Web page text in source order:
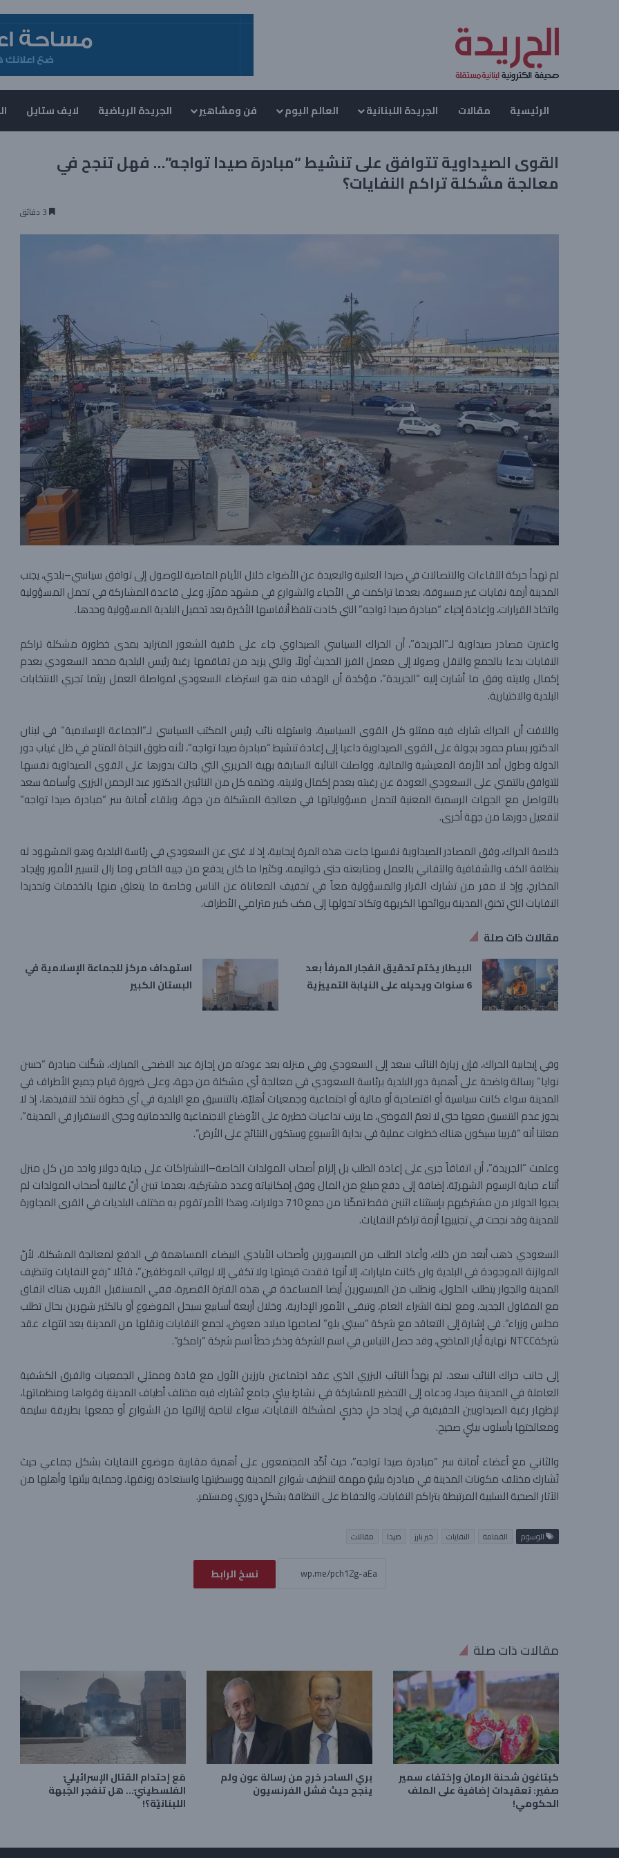
الرئيسية مقالات الجريدة اللبنانية العالم اليوم فن ومشاهير الجريدة الرياضية لايف ستايل
القوى الصيداوية تتوافق على تنشيط “مبادرة صيدا تواجه”… فهل تنجح في
معالجة مشكلة تراكم النفايات؟
لم تهدأ حركة اللقاءات والاتصالات في صيدا العلنية والبعيدة عن الأضواء خلال الأيام الماضية للوصول إلى توافق سياسي–بلدي، يجنب
المدينة أزمة نفايات غير مسبوقة، بعدما تراكمت في الأحياء والشوارع في مشهد مقزّز، وعلى قاعدة المشاركة في تحمل المسؤولية
واتخاذ القرارات، وإعادة إحياء “مبادرة صيدا تواجه” التي كادت تلفظ أنفاسها الأخيرة بعد تحميل البلدية المسؤولية وحدها.
واعتبرت مصادر صيداوية لـ”الجريدة”، أن الحراك السياسي الصيداوي جاء على خلفية الشعور المتزايد بمدى خطورة مشكلة تراكم
النفايات بدءا بالجمع والنقل وصولا إلى معمل الفرز الحديث أولاً، والتي يزيد من تفاقمها رغبة رئيس البلدية محمد السعودي بعدم
إكمال ولايته وفق ما أشارت إليه “الجريدة”، مؤكدة أن الهدف منه هو استرضاء السعودي لمواصلة العمل ريثما تجري الانتخابات
البلدية والاختيارية.
واللافت أن الحراك شارك فيه ممثلو كل القوى السياسية، واستهله نائب رئيس المكتب السياسي لـ”الجماعة الإسلامية” في لبنان
الدكتور بسام حمود بجولة على القوى الصيداوية داعيا إلى إعادة تنشيط “مبادرة صيدا تواجه”، لأنه طوق النجاة المتاح في ظل غياب دور
الدولة وطول أمد الأزمة المعيشية والمالية، وواصلت النائبة السابقة بهية الحريري التي جالت بدورها على القوى الصيداوية نفسها
للتوافق بالتمني على السعودي العودة عن رغبته بعدم إكمال ولايته، وختمه كل من النائبين الدكتور عبد الرحمن البزري وأسامة سعد
بالتواصل مع الجهات الرسمية المعنية لتحمل مسؤولياتها في معالجة المشكلة من جهة، وبلقاء أمانة سر “مبادرة صيدا تواجه”
لتفعيل دورها من جهة أخرى.
خلاصة الحراك، وفق المصادر الصيداوية نفسها جاءت هذه المرة إيجابية، إذ لا غنى عن السعودي في رئاسة البلدية وهو المشهود له
بنظافة الكف والشفافية والتفاني بالعمل ومتابعته حتى خواتيمه، وكثيرا ما كان يدفع من جيبه الخاص وما زال لتسيير الأمور وإيجاد
المخارج، وإذ لا مفر من تشارك القرار والمسؤولية معاً في تخفيف المعاناة عن الناس وخاصة ما يتعلق منها بالخدمات وتحديدا
النفايات التي تخنق المدينة بروائحها الكريهة وتكاد تحولها إلى مكب كبير مترامي الأطراف.
مقالات ذات صلة
البيطار يختم تحقيق انفجار المرفأ بعد
6 سنوات ويحيله على النيابة التمييزية
استهداف مركز للجماعة الإسلامية في
البستان الكبير
وفي إيجابية الحراك، فإن زيارة النائب سعد إلى السعودي وفي منزله بعد عودته من إجازة عيد الاضحى المبارك، شكَّلت مبادرة “حسن
نوايا” رسالة واضحة على أهمية دور البلدية برئاسة السعودي في معالجة أي مشكلة من جهة، وعلى ضرورة قيام جميع الأطراف في
المدينة سواء كانت سياسية أو اقتصادية أو مالية أو اجتماعية وجمعيات أهليّة، بالتنسيق مع البلدية في أي خطوة تتخذ لتنفيذها، إذ لا
يجوز عدم التنسيق معها حتى لا تعمّ الفوضى، ما يرتب تداعيات خطيرة على الأوضاع الاجتماعية والخدماتية وحتى الاستقرار في المدينة”،
معلنا أنه “قريبا سيكون هناك خطوات عملية في بداية الأسبوع وستكون النتائج على الأرض”.
وعلمت “الجريدة”، أن اتفاقاً جرى على إعادة الطلب بل إلزام أصحاب المولدات الخاصة–الاشتراكات على جباية دولار واحد من كل منزل
أثناء جباية الرسوم الشهريّة، إضافة إلى دفع مبلغ من المال وفق إمكانياته وعدد مشتركيه، بعدما تبين أنّ غالبية أصحاب المولدات لم
يجبوا الدولار من مشتركيهم بإستثناء اثنين فقط تمكّنا من جمع 710 دولارات، وهذا الأمر تقوم به مختلف البلديات في القرى المجاورة
للمدينة وقد نجحت في تجنيبها أزمة تراكم النفايات.
السعودي ذهب أبعد من ذلك، وأعاد الطلب من الميسورين وأصحاب الأيادي البيضاء المساهمة في الدفع لمعالجة المشكلة، لأنّ
الموازنة الموجودة في البلدية وان كانت مليارات، إلا أنها فقدت قيمتها ولا تكفي إلا لرواتب الموظفين”، قائلا “رفع النفايات وتنظيف
المدينة والجوار يتطلب الحلول، ونطلب من الميسورين أيضا المساعدة في هذه الفترة القصيرة، ففي المستقبل القريب هناك اتفاق
مع المقاول الجديد، ومع لجنة الشراء العام، وتبقى الأمور الإدارية، وخلال أربعة أسابيع سيحل الموضوع أو بالكثير شهرين بحال تطلب
مجلس وزراء”. في إشارة إلى التعاقد مع شركة “سيتي بلو” لصاحبها ميلاد معوض، لجمع النفايات ونقلها من المدينة بعد انتهاء عقد
شركةNTCC نهاية أيار الماضي، وقد حصل التباس في اسم الشركة وذكر خطأ اسم شركة “رامكو”.
إلى جانب حراك النائب سعد، لم يهدأ النائب البزري الذي عقد اجتماعين بارزين الأول مع قادة وممثلي الجمعيات والفرق الكشفية
العاملة في المدينة صيدا، ودعاه إلى التحضير للمشاركة في نشاطٍ بيئيٍ جامع تُشارك فيه مختلف أطياف المدينة وقواها ومنظماتها،
لإظهار رغبة الصيداويين الحقيقية في إيجاد حلٍ جذريٍ لمشكلة النفايات، سواء لناحية إزالتها من الشوارع أو جمعها بطريقة سليمة
ومعالجتها بأسلوب بيئيٍ صحيح.
والثاني مع أعضاء أمانة سر “مبادرة صيدا تواجه”، حيث أكّد المجتمعون على أهمية مقاربة موضوع النفايات بشكل جماعي حيث
تُشارك مختلف مكونات المدينة في مبادرة بيئيةٍ مهمة لتنظيف شوارع المدينة ووسطيتها واستعادة رونقها، وحماية بيئتها وأهلها من
الآثار الصحية السلبية المرتبطة بتراكم النفايات، والحفاظ على النظافة بشكلٍ دوريٍ ومستمر.
الوسوم القمامة النفايات خبر بارز صيدا مقالات
نسخ الرابط
مقالات ذات صلة
كبتاغون شحنة الرمان وإختفاء سمير
صفير: تعقيدات إضافية على الملف
الحكومي!
بري الساحر خرج من رسالة عون ولم
ينجح حيث فشل الفرنسيون
مَع إحتدام القتال الإسرائيليّ
الفلسطينيّ… هل تنفجر الجَبهة
اللبنانيّة؟!